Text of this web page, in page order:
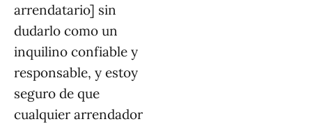
arrendatario] sin
dudarlo como un
inquilino confiable y
responsable, y estoy
seguro de que
cualquier arrendador